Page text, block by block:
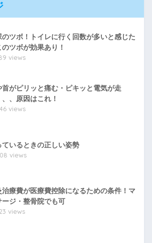
のツボ！トイレに行く回数が多いと感じた
のツボが効果あり！
views
首がピリッと痛む・ピキッと電気が走
、、原因はこれ！
views
ているときの正しい姿勢
views
治療費が医療費控除になるための条件！マ
ージ・整骨院でも可
views